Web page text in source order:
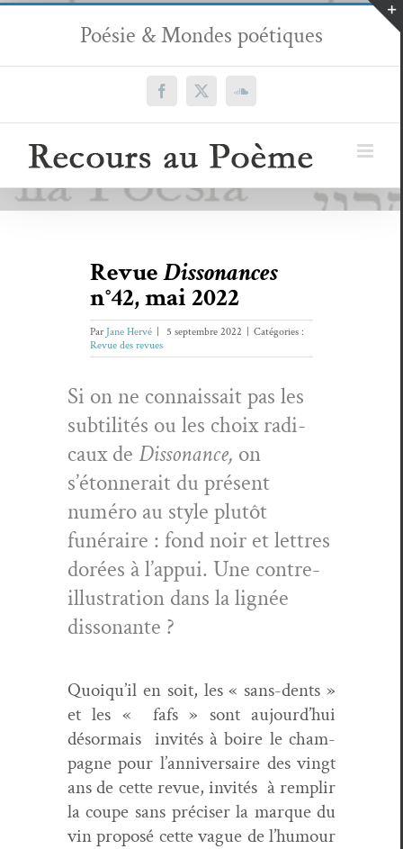
Passer
contenu
Poésie & Mondes poétiques
Facebook
X SoundCloud
RevueDissonances
n°42, mai 2022
Par Jane Hervé 5 septembre 2022
Catégories :
Revue des revues
Si on ne con­nais­sait pas les
sub­til­ités ou les choix rad­i­
caux de Dis­so­nance, on
s’étonnerait du présent
numéro au style plutôt
funéraire : fond noir et let­tres
dorées à l’appui. Une con­tre-
illus­tra­tion dans la lignée
dissonante ?
Quoiqu’il en soit, les « sans-dents »
et les « fafs » sont aujourd’hui
désor­mais invités à boire le cham­
pagne pour l’anniversaire des vingt
ans de cette revue, invités à rem­plir
la coupe sans pré­cis­er la mar­que du
vin pro­posé cette vague de l’humour